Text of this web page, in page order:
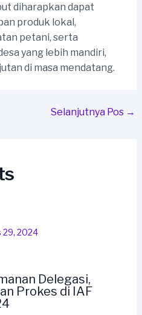
diharapkan dapat
produk lokal,
petani, serta
yang lebih mandiri,
di masa mendatang.
Selanjutnya Pos →
29, 2024
Delegasi,
Prokes di IAF